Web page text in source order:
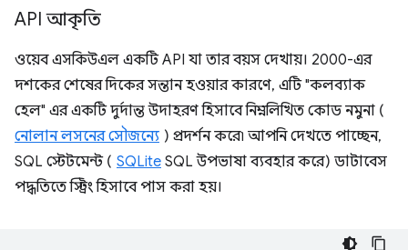
API আকৃতি
ওয়েব এসকিউএল একটি API যা তার বয়স দেখায়। 2000-এর
দশকের শেষের দিকের সন্তান হওয়ার কারণে, এটি "কলব্যাক
হেল" এর একটি দুর্দান্ত উদাহরণ হিসাবে নিম্নলিখিত কোড নমুনা (
নোলান লসনের সৌজন্যে ) প্রদর্শন করে৷ আপনি দেখতে পাচ্ছেন,
SQL স্টেটমেন্ট ( SQLite SQL উপভাষা ব্যবহার করে) ডাটাবেস
পদ্ধতিতে স্ট্রিং হিসাবে পাস করা হয়।